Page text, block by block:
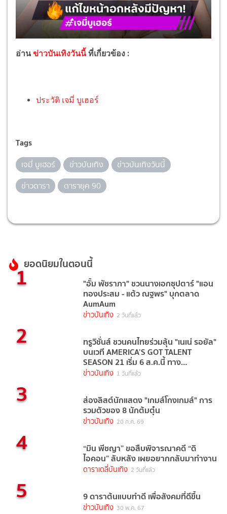
อ่านข่าวบันเทิงวันนี้ ที่เกี่ยวข้อง :
ประวัติ เจมี่ บูเฮอร์
Tags
เจมี่ บูเฮอร์ ข่าวบันเทิง
ข่าวบันเทิงวันนี้
ข่าวดารา
ดารายุค 90
ยอดนิยมในตอนนี้
1 "อั้ม พัชราภา" ชวนนางเอกซุปตาร์ "แอน
ทองประสม - แต้ว ณฐพร" บุกตลาด
AumAum
ข่าวบันเทิง 2 วันที่แล้ว
2 ทรูวิชั่นส์ ชวนคนไทยร่วมลุ้น "เนเน่ รอยัล"
บนเวที AMERICA’S GOT TALENT
SEASON 21 เริ่ม 6 ส.ค.นี้ ทาง
TrueVisions NOW
ข่าวบันเทิง 1 วันที่แล้ว
3 ส่องลิสต์นักแสดง "เกมส์โกงเกมส์" การ
รวมตัวของ 8 นักต้มตุ๋น
ข่าวบันเทิง 20 ก.ค. 69
4 “มิน พีชญา” ขอสืบพิจารณาคดี “ดิ
ไอคอน” ลับหลัง เผยอยากกลับมาทำงาน
ดาราเดลี่บันเทิง 2 วันที่แล้ว
5 9 ดาราต้นแบบทำดี เพื่อสังคมที่ดีขึ้น
ข่าวบันเทิง 30 พ.ค. 67